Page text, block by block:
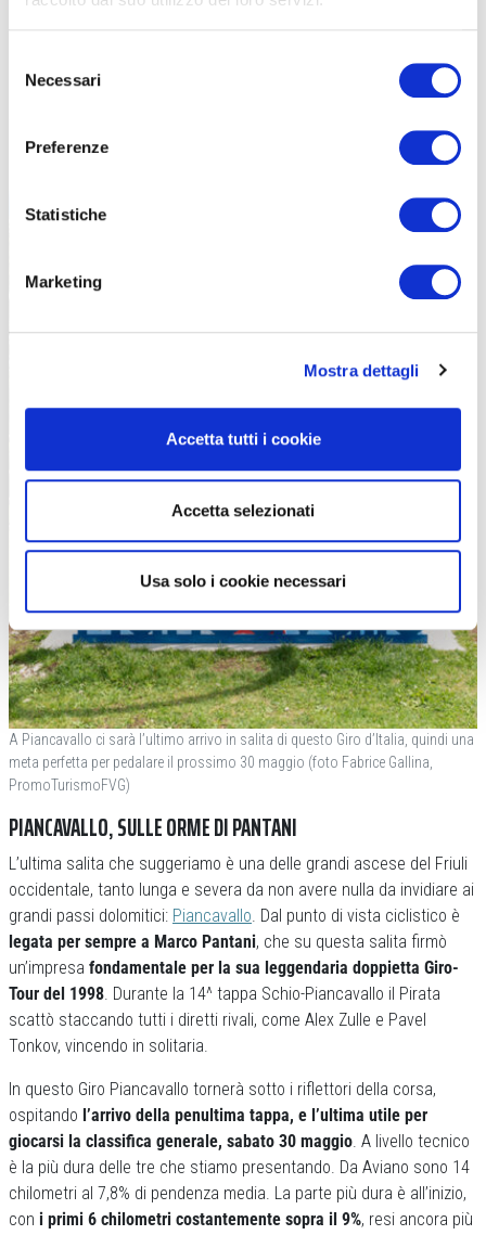
delNecessari
Preferenze
Statistiche
Marketing
Mostra dettagli
Accetta tutti i cookie
Accetta selezionati
Usa solo i cookie necessari
arriva al borgo dominato dal Santuario. Anche in questo caso,
immancabile, dalla cima si gode un panorama che fa dimenticare
A Piancavallo ci sarà l’ultimo arrivo in salita di questo Giro d’Italia, quindi una
meta perfetta per pedalare il prossimo 30 maggio (foto Fabrice Gallina,
PromoTurismoFVG)
PIANCAVALLO, SULLE ORME DI PANTANI
L’ultima salita che suggeriamo è una delle grandi ascese del Friuli
occidentale, tanto lunga e severa da non avere nulla da invidiare ai
grandi passi dolomitici: Piancavallo. Dal punto di vista ciclistico è
legata per sempre a Marco Pantani, che su questa salita firmò
un’impresa fondamentale per la sua leggendaria doppietta Giro-
Tour del 1998. Durante la 14^ tappa Schio-Piancavallo il Pirata
scattò staccando tutti i diretti rivali, come Alex Zulle e Pavel
Tonkov, vincendo in solitaria.
In questo Giro Piancavallo tornerà sotto i riflettori della corsa,
ospitando l’arrivo della penultima tappa, e l’ultima utile per
giocarsi la classifica generale, sabato 30 maggio. A livello tecnico
è la più dura delle tre che stiamo presentando. Da Aviano sono 14
chilometri al 7,8% di pendenza media. La parte più dura è all’inizio,
con i primi 6 chilometri costantemente sopra il 9%, resi ancora più